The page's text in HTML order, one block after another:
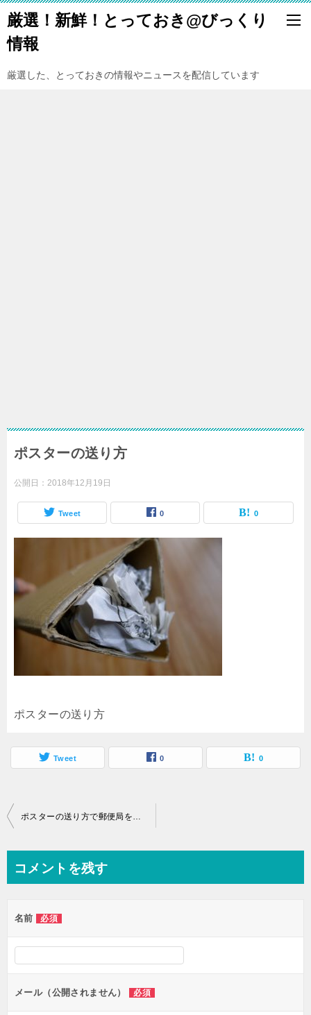
厳選！新鮮！とっておき@びっくり
情報
厳選した、とっておきの情報やニュースを配信しています
ポスターの送り方
公開日： 2018年12月19日
Tweet 0 0
ポスターの送り方
Tweet 0 0
投
ビ
ー
シ
ン
ポスターの送り方で郵便局を利用し一番安く送る方法とは
コメントを残す
名前 必須
メール（公開されません） 必須